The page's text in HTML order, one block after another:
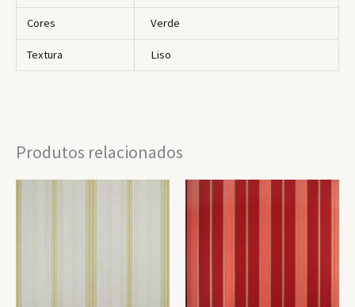
Cores Verde
Textura Liso
Produtos relacionados